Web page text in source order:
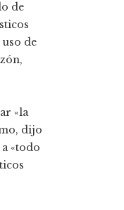
de
de
«la
dijo
«todo